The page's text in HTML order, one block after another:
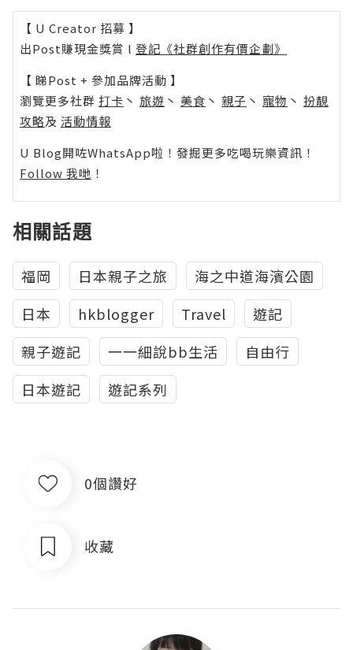
【 U Creator 招募 】
出Post賺現金獎賞 l 登記《社群創作有價企劃》
【 睇Post + 參加品牌活動 】
瀏覽更多社群 打卡 丶 旅遊 丶 美食 丶 親子 丶 寵物 丶 扮靚
攻略及 活動情報
U Blog開咗WhatsApp啦！發掘更多吃喝玩樂資訊！
Follow 我哋 ！
相關話題
福岡 日本親子之旅
海之中道海濱公園
日本
hkblogger Travel
遊記
親子遊記
一一細說bb生活
自由行
日本遊記
遊記系列
0個讚好
收藏